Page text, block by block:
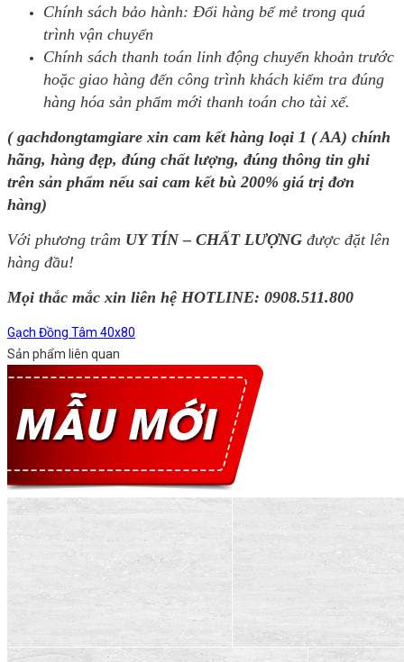
Chính sách bảo hành: Đổi hàng bể mẻ trong quá
trình vận chuyển
Chính sách thanh toán linh động chuyển khoản trước
hoặc giao hàng đến công trình khách kiểm tra đúng
hàng hóa sản phẩm mới thanh toán cho tài xế.
( gachdongtamgiare xin cam kết hàng loại 1 ( AA) chính
hãng, hàng đẹp, đúng chất lượng, đúng thông tin ghi
trên sản phẩm nếu sai cam kết bù 200% giá trị đơn
hàng)
Với phương trâm UY TÍN – CHẤT LƯỢNG được đặt lên
hàng đầu!
Mọi thắc mắc xin liên hệ HOTLINE: 0908.511.800
Gạch Đồng Tâm 40x80
Sản phẩm liên quan